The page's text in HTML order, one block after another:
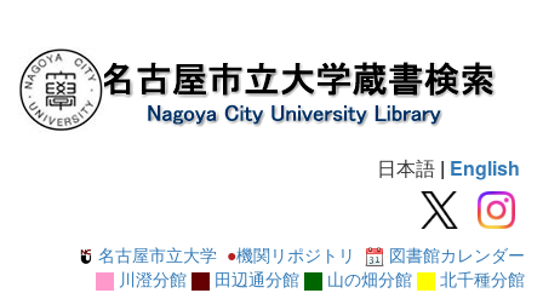
日本語 | English
名古屋市立大学 ●機関リポジトリ
図書館カレンダー
川澄分館
田辺通分館 山の畑分館 北千種分館